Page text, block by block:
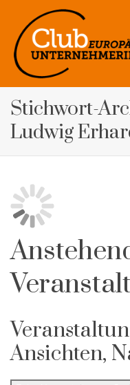
Stichwort-
Ludwig
Ansichten,